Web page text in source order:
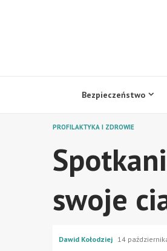
Bezpieczeństwo
PROFILAKTYKA I ZDROWIE
swoje
Dawid Kołodziej 14